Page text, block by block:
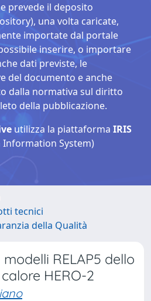
prevede il deposito
una volta caricate,
importate dal portale
inserire, o importare
dati previste, le
del documento e anche
dalla normativa sul diritto
della pubblicazione.
utilizza la piattaforma IRIS
System)
tecnici
della Qualità
RELAP5 dello
HERO-2